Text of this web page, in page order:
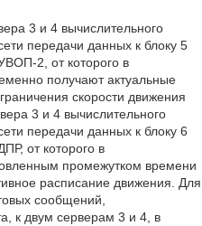
3 и 4 вычислительного
передачи данных к блоку 5
2, от которого в
получают актуальные
скорости движения
3 и 4 вычислительного
передачи данных к блоку 6
от которого в
промежутком времени
расписание движения. Для
сообщений,
к двум серверам 3 и 4, в